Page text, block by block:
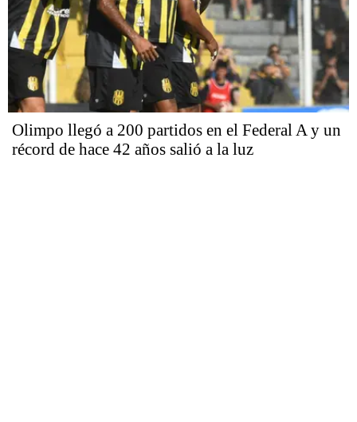
Olimpo llegó a 200 partidos en el Federal A y un
récord de hace 42 años salió a la luz